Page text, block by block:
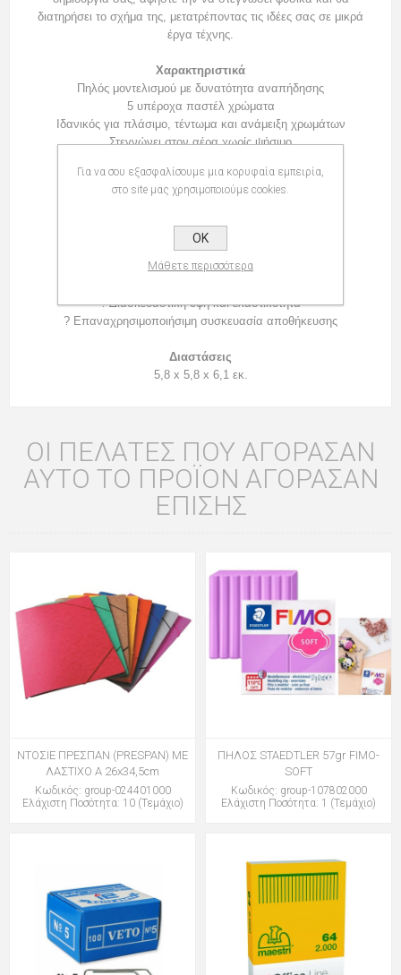
διατηρήσει το σχήμα της, μετατρέποντας τις ιδέες σας σε μικρά
έργα τέχνης.
Χαρακτηριστικά
Πηλός μοντελισμού με δυνατότητα αναπήδησης
5 υπέροχα παστέλ χρώματα
Ιδανικός για πλάσιμο, τέντωμα και ανάμειξη χρωμάτων
Στεγνώνει στον αέρα χωρίς ψήσιμο
Ενισχύει τη δημιουργικότητα και τη λεπτή κινητικότητα
Πρακτικό μεταλλικό κουτί αποθήκευσης
Πλεονεκτήματα
? Δημιουργικό και αισθητηριακό παιχνίδι
? Εύκολος στη χρήση για παιδιά
? Διασκεδαστική υφή και ελαστικότητα
? Επαναχρησιμοποιήσιμη συσκευασία αποθήκευσης
Διαστάσεις
5,8 x 5,8 x 6,1 εκ.
ΟΙ ΠΕΛΆΤΕΣ ΠΟΥ ΑΓΌΡΑΣΑΝ
ΑΥΤΌ ΤΟ ΠΡΟΪΌΝ ΑΓΌΡΑΣΑΝ
ΕΠΊΣΗΣ
ΝΤΟΣΙΕ ΠΡΕΣΠΑΝ (PRESPAN) ΜΕ
ΛΑΣΤΙΧΟ Α 26x34,5cm
Κωδικός: group-024401000
Ελάχιστη Ποσότητα: 10 (Τεμάχιο)
ΠΗΛΟΣ STAEDTLER 57gr FIMO-
SOFT
Κωδικός: group-107802000
Ελάχιστη Ποσότητα: 1 (Τεμάχιο)
Για να σου εξασφαλίσουμε μια κορυφαία εμπειρία,
στο site μας χρησιμοποιούμε cookies.
OK
Μάθετε περισσότερα